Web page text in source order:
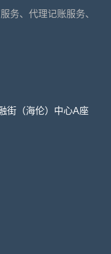
务、代理记账服务、
街（海伦）中心A座